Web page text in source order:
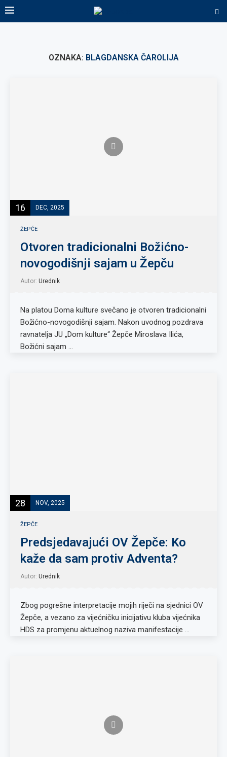
OZNAKA: BLAGDANSKA ČAROLIJA
16 DEC, 2025
ŽEPČE
Otvoren tradicionalni Božićno-
novogodišnji sajam u Žepču
Autor: Urednik
Na platou Doma kulture svečano je otvoren tradicionalni
Božićno-novogodišnji sajam. Nakon uvodnog pozdrava
ravnatelja JU „Dom kulture“ Žepče Miroslava Ilića,
Božićni sajam …
28 NOV, 2025
ŽEPČE
Predsjedavajući OV Žepče: Ko
kaže da sam protiv Adventa?
Autor: Urednik
Zbog pogrešne interpretacije mojih riječi na sjednici OV
Žepče, a vezano za vijećničku inicijativu kluba vijećnika
HDS za promjenu aktuelnog naziva manifestacije …